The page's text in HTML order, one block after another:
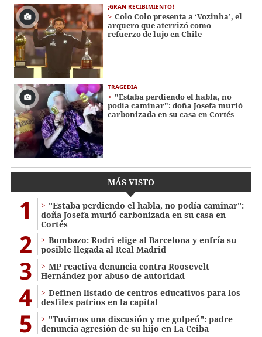
¡GRAN RECIBIMIENTO!
Colo Colo presenta a ‘Vozinha’, el
arquero que aterrizó como
refuerzo de lujo en Chile
TRAGEDIA
"Estaba perdiendo el habla, no
podía caminar": doña Josefa murió
carbonizada en su casa en Cortés
MÁS VISTO
1
"Estaba perdiendo el habla, no podía caminar":
doña Josefa murió carbonizada en su casa en
Cortés
2
Bombazo: Rodri elige al Barcelona y enfría su
posible llegada al Real Madrid
3
MP reactiva denuncia contra Roosevelt
Hernández por abuso de autoridad
4
Definen listado de centros educativos para los
desfiles patrios en la capital
5
"Tuvimos una discusión y me golpeó": padre
denuncia agresión de su hijo en La Ceiba